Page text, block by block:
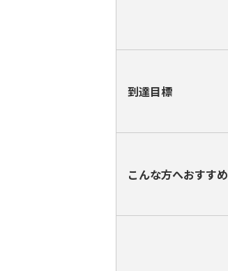
到達目標
こんな方へおすすめ